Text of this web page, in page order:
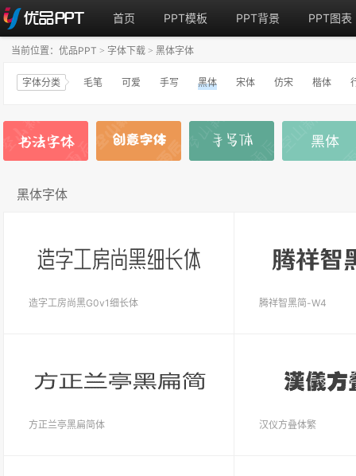
首页 PPT模板 PPT背景 PPT图表
当前位置： 优品PPT > 字体下载 > 黑体字体
字体分类 毛笔 可爱 手写 黑体 宋体 仿宋 楷体
黑体字体
造字工房尚黑G0v1细长体 腾祥智黑简-W4
方正兰亭黑扁简体 汉仪方叠体繁